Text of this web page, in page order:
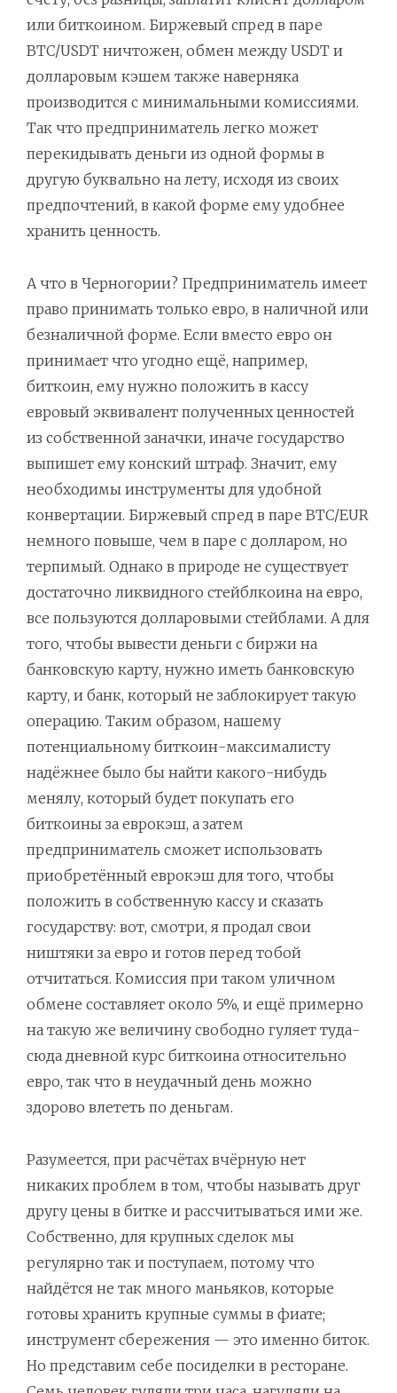
или биткоином. Биржевый спред в паре
BTC/USDT ничтожен, обмен между USDT и
долларовым кэшем также наверняка
производится с минимальными комиссиями.
Так что предприниматель легко может
перекидывать деньги из одной формы в
другую буквально на лету, исходя из своих
предпочтений, в какой форме ему удобнее
хранить ценность.
А что в Черногории? Предприниматель имеет
право принимать только евро, в наличной или
безналичной форме. Если вместо евро он
принимает что угодно ещё, например,
биткоин, ему нужно положить в кассу
евровый эквивалент полученных ценностей
из собственной заначки, иначе государство
выпишет ему конский штраф. Значит, ему
необходимы инструменты для удобной
конвертации. Биржевый спред в паре BTC/EUR
немного повыше, чем в паре с долларом, но
терпимый. Однако в природе не существует
достаточно ликвидного стейблкоина на евро,
все пользуются долларовыми стейблами. А для
того, чтобы вывести деньги с биржи на
банковскую карту, нужно иметь банковскую
карту, и банк, который не заблокирует такую
операцию. Таким образом, нашему
потенциальному биткоин-максималисту
надёжнее было бы найти какого-нибудь
менялу, который будет покупать его
биткоины за еврокэш, а затем
предприниматель сможет использовать
приобретённый еврокэш для того, чтобы
положить в собственную кассу и сказать
государству: вот, смотри, я продал свои
ништяки за евро и готов перед тобой
отчитаться. Комиссия при таком уличном
обмене составляет около 5%, и ещё примерно
на такую же величину свободно гуляет туда-
сюда дневной курс биткоина относительно
евро, так что в неудачный день можно
здорово влететь по деньгам.
Разумеется, при расчётах вчёрную нет
никаких проблем в том, чтобы называть друг
другу цены в битке и рассчитываться ими же.
Собственно, для крупных сделок мы
регулярно так и поступаем, потому что
найдётся не так много маньяков, которые
готовы хранить крупные суммы в фиате;
инструмент сбережения — это именно биток.
Но представим себе посиделки в ресторане.